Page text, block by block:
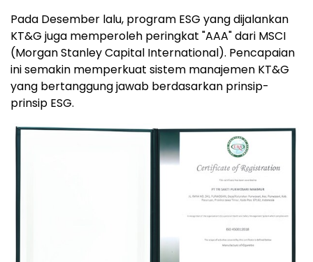
Pada Desember lalu, program ESG yang dijalankan
KT&G juga memperoleh peringkat "AAA" dari MSCI
(Morgan Stanley Capital International). Pencapaian
ini semakin memperkuat sistem manajemen KT&G
yang bertanggung jawab berdasarkan prinsip-
prinsip ESG.